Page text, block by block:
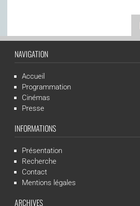
NAVIGATION
Accueil
Programmation
Cinémas
Presse
INFORMATIONS
Présentation
Recherche
Contact
Mentions légales
ARCHIVES